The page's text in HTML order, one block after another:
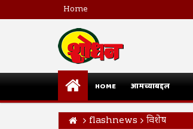
Home
HOME आमच्याबद्दल
flashnews विशेष